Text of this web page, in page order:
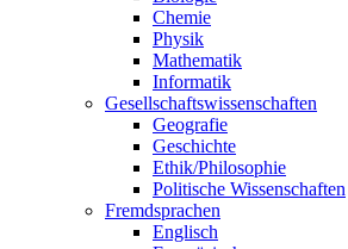
Chemie
Physik
Mathematik
Informatik
Gesellschaftswissenschaften
Geografie
Geschichte
Ethik/Philosophie
Politische Wissenschaften
Fremdsprachen
Englisch